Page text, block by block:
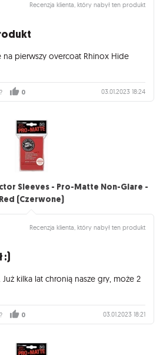
Recenzja klienta, który nabył ten produkt
na pierwszy overcoat Rhinox Hide
0 03.01.2023 18:24
Sleeves - Pro-Matte Non-Glare -
Red (Czerwone)
Recenzja klienta, który nabył ten produkt
:)
kilka lat chronią nasze gry, może 2
0 03.01.2023 18:21